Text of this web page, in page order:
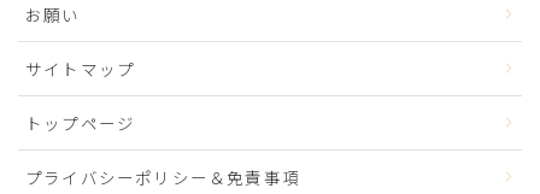
お願い
サイトマップ
トップページ
プライバシーポリシー＆免責事項